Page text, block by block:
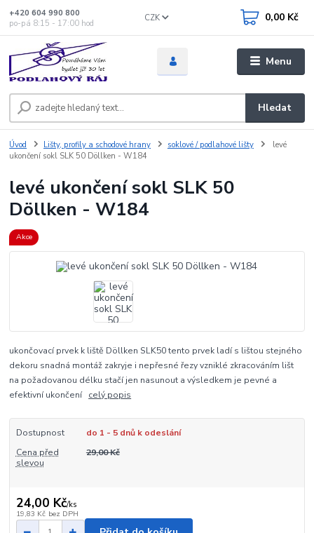
Menu
CZK
Hledat
+420 604 990 800
po-pá 8:15 - 17:00 hod
0,00 Kč
Úvod Lišty, profily a schodové hrany soklové / podlahové lišty
levé
ukončení sokl SLK 50 Döllken - W184
levé ukončení sokl SLK 50
Döllken - W184
Akce
ukončovací prvek k liště Döllken SLK50 tento prvek ladí s lištou stejného
dekoru snadná montáž zakryje i nepřesné řezy vzniklé zkracováním lišt
na požadovanou délku stačí jen nasunout a výsledkem je pevné a
efektivní ukončení celý popis
Dostupnost
do 1 - 5 dnů k odeslání
Cena před
slevou
29,00 Kč
24,00 Kč/ks
19,83 Kč bez DPH